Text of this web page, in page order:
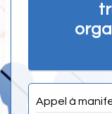
Appel à